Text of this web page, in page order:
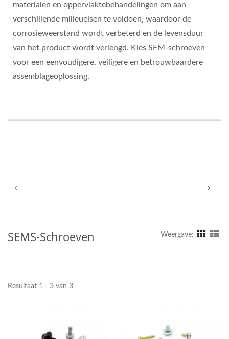
materialen en oppervlaktebehandelingen om aan
verschillende milieueisen te voldoen, waardoor de
corrosieweerstand wordt verbeterd en de levensduur
van het product wordt verlengd. Kies SEM-schroeven
voor een eenvoudigere, veiligere en betrouwbaardere
assemblageoplossing.
SEMS-Schroeven Weergave:
Resultaat 1 - 3 van 3